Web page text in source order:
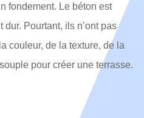
fondement. Le béton est
dur. Pourtant, ils n’ont pas
couleur, de la texture, de la
pour créer une terrasse.